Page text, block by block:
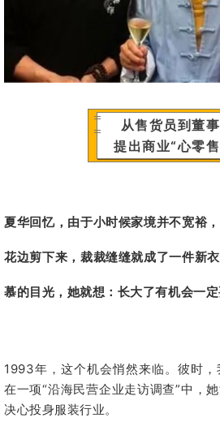
从售货员到董
提出商业“心零
夏华回忆，由于小时候家境并不宽裕
花边剪下来，裁裁缝缝就成了一件新
慕的目光，她就想： 长大了有机会一定
1993年，这个机会悄然来临。彼时，
在一项“沿海民营企业走访调查”中，
决心投身服装行业。